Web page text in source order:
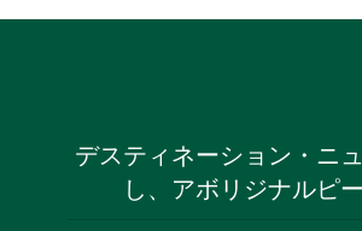
デスティネーション・ニ
し、アボリジナルピ